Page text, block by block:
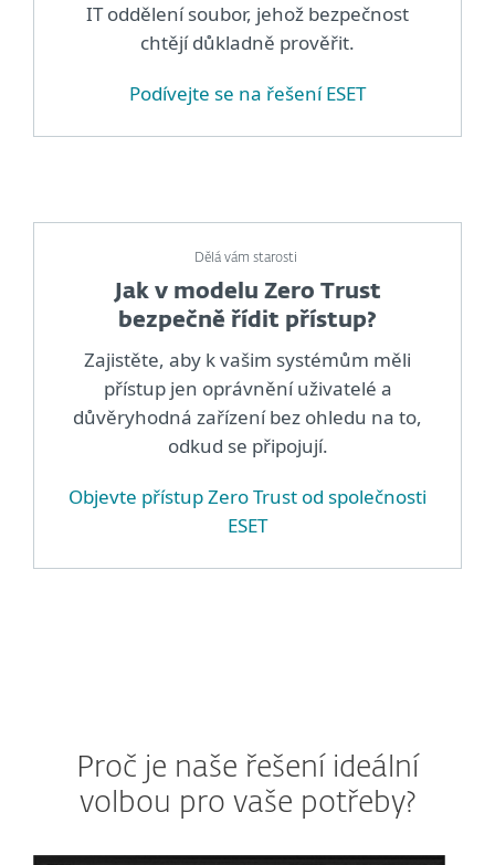
IT oddělení soubor, jehož bezpečnost
chtějí důkladně prověřit.
Podívejte se na řešení ESET
Dělá vám starosti
Jak v modelu Zero Trust
bezpečně řídit přístup?
Zajistěte, aby k vašim systémům měli
přístup jen oprávnění uživatelé a
důvěryhodná zařízení bez ohledu na to,
odkud se připojují.
Objevte přístup Zero Trust od společnosti
ESET
Proč je naše řešení ideální
volbou pro vaše potřeby?